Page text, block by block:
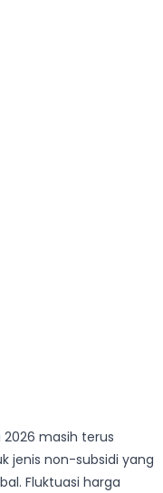
2026 masih terus
jenis non-subsidi yang
Fluktuasi harga